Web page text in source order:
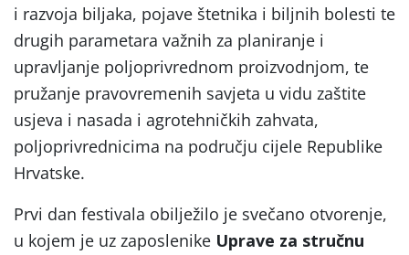
i razvoja biljaka, pojave štetnika i biljnih bolesti te
drugih parametara važnih za planiranje i
upravljanje poljoprivrednom proizvodnjom, te
pružanje pravovremenih savjeta u vidu zaštite
usjeva i nasada i agrotehničkih zahvata,
poljoprivrednicima na području cijele Republike
Hrvatske.
Prvi dan festivala obilježilo je svečano otvorenje,
u kojem je uz zaposlenike Uprave za stručnu